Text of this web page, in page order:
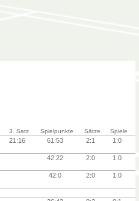
3. Satz Spielpunkte Sätze Spiele
21:16 61:53 2:1 1:0
42:22 2:0 1:0
42:0 2:0 1:0